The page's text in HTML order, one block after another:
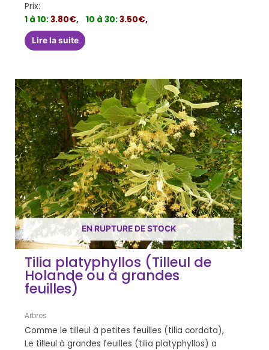
Prix:
1 à 10:3.80€, 10 à 30:3.50€,
Lire la suite
EN RUPTURE DE STOCK
Tilia platyphyllos (Tilleul de
Holande ou à grandes
feuilles)
Arbres
Comme le tilleul à petites feuilles (tilia cordata),
Le tilleul à grandes feuilles (tilia platyphyllos) a